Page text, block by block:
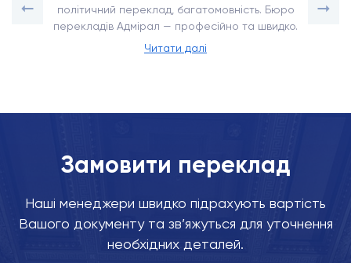
політичний переклад, багатомовність. Бюро
перекладів Адмірал — професійно та швидко.
Читати далі
Замовити переклад
Наші менеджери швидко підрахують вартість
Вашого документу та зв’яжуться для уточнення
необхідних деталей.